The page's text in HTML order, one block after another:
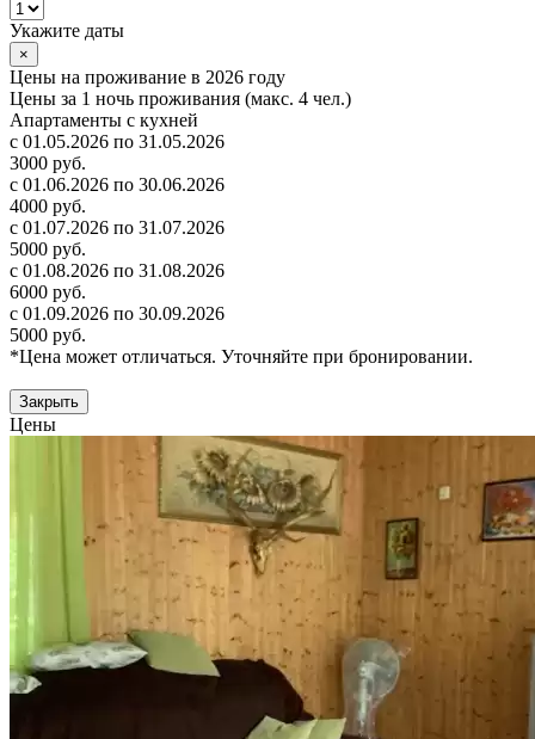
Укажите даты
×
Цены на проживание в 2026 году
Цены за 1 ночь проживания (макс. 4 чел.)
Апартаменты с кухней
с 01.05.2026 по 31.05.2026
3000 руб.
с 01.06.2026 по 30.06.2026
4000 руб.
с 01.07.2026 по 31.07.2026
5000 руб.
с 01.08.2026 по 31.08.2026
6000 руб.
с 01.09.2026 по 30.09.2026
5000 руб.
*Цена может отличаться. Уточняйте при бронировании.
Закрыть
Цены